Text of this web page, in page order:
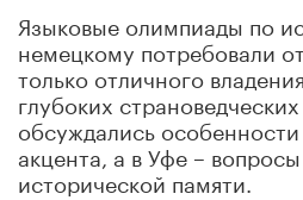
Языковые олимпиады по
немецкому потребовали
только отличного
глубоких
обсуждались
акцента, а в Уфе –
исторической памяти.